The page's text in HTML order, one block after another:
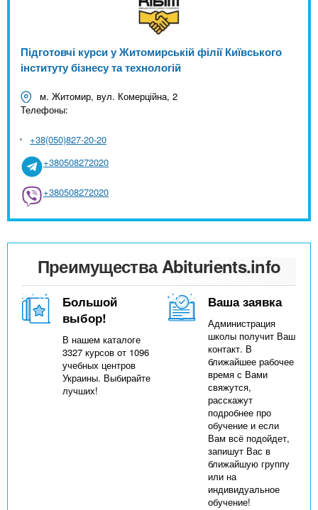
Підготовчі курси у Житомирській філії Київського
інституту бізнесу та технологій
м. Житомир, вул. Комерційна, 2
Телефоны:
+38(050)827-20-20
+380508272020
+380508272020
Преимущества Abiturients.info
Большой
выбор!
В нашем каталоге
3327 курсов от 1096
учебных центров
Украины. Выбирайте
лучших!
Ваша заявка
Администрация
школы получит Ваш
контакт. В
ближайшее рабочее
время с Вами
свяжутся,
расскажут
подробнее про
обучение и если
Вам всё подойдет,
запишут Вас в
ближайшую группу
или на
индивидуальное
обучение!